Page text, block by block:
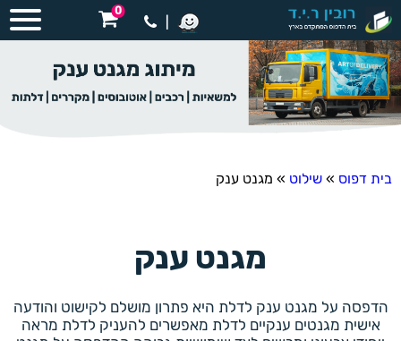
0
בית דפוס » שילוט » מגנט ענק
מגנט ענק
הדפסה על מגנט ענק לדלת היא פתרון מושלם לקישוט והודעה
אישית מגנטים ענקיים לדלת מאפשרים להעניק לדלת מראה